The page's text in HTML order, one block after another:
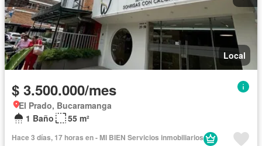
Local
$ 3.500.000/mes
El Prado, Bucaramanga
1 Baño
55 m²
Hace 3 días, 17 horas en - MI BIEN Servicios inmobiliarios